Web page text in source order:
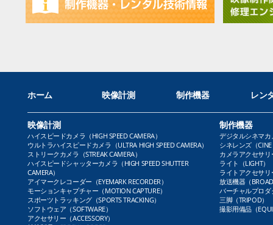
ホーム 映像計測 制作機器 レン
映像計測
ハイスピードカメラ（HIGH SPEED CAMERA）
ウルトラハイスピードカメラ（ULTRA HIGH SPEED CAMERA）
ストリークカメラ（STREAK CAMERA）
ハイスピードシャッターカメラ（HIGH SPEED SHUTTER
CAMERA）
アイマークレコーダー（EYEMARK RECORDER）
モーションキャプチャー（MOTION CAPTURE）
スポーツトラッキング（SPORTS TRACKING）
ソフトウェア（SOFTWARE）
アクセサリー（ACCESSORY）
制作機器
デジタルシネマカ
シネレンズ（CINE
カメラアクセサリ
ライト（LIGHT）
ライトアクセサリ
放送機器（
バーチャルプロダ
三脚（TRIPOD）
撮影用備品（